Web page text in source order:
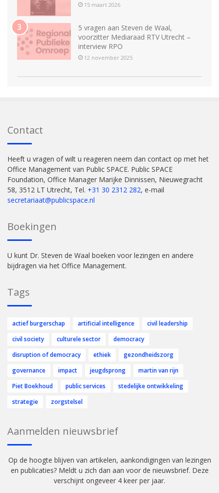
15 maart 2026
5 vragen aan Steven de Waal,
voorzitter Mediaraad RTV Utrecht –
interview RPO
12 november 2025
Contact
Heeft u vragen of wilt u reageren neem dan contact op met het
Office Management van Public SPACE. Public SPACE
Foundation, Office Manager Marijke Dinnissen, Nieuwegracht
58, 3512 LT Utrecht, Tel. +31 30 2312 282, e-mail
secretariaat@publicspace.nl
Boekingen
U kunt Dr. Steven de Waal boeken voor lezingen en andere
bijdragen via het Office Management.
Tags
actief burgerschap artificial intelligence
civil leadership
civil society
culturele sector
democracy
disruption of democracy
ethiek
gezondheidszorg
governance
impact jeugdsprong
martin van rijn
Piet Boekhoud
public services
stedelijke ontwikkeling
strategie
zorgstelsel
Aanmelden nieuwsbrief
Op de hoogte blijven van artikelen, aankondigingen van lezingen
en publicaties? Meldt u zich dan aan voor de nieuwsbrief. Deze
verschijnt ongeveer 4 keer per jaar.